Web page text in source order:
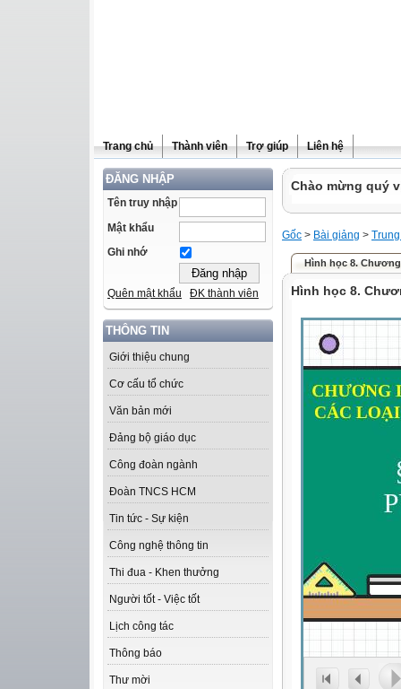
Trang chủ Thành viên Trợ giúp Liên hệ
ĐĂNG NHẬP
Tên truy nhập
Mật khẩu
Ghi nhớ
Quên mật khẩu ĐK thành viên
THÔNG TIN
Giới thiệu chung
Cơ cấu tổ chức
Văn bản mới
Đảng bộ giáo dục
Công đoàn ngành
Đoàn TNCS HCM
Tin tức - Sự kiện
Công nghệ thông tin
Thi đua - Khen thưởng
Người tốt - Việc tốt
Lịch công tác
Thông báo
Thư mời
Chào mừng quý
Gốc > Bài giảng >
Hình học 8.
Hình học 8.